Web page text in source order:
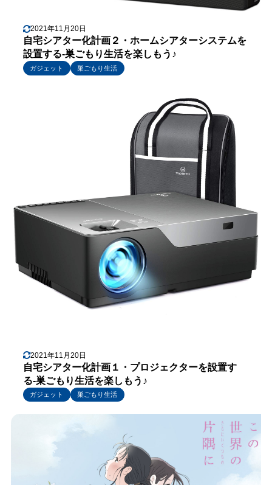
2021年11月20日
自宅シアター化計画２・ホームシアターシステムを
設置する-巣ごもり生活を楽しもう♪
ガジェット 巣ごもり生活
2021年11月20日
自宅シアター化計画１・プロジェクターを設置す
る-巣ごもり生活を楽しもう♪
ガジェット 巣ごもり生活